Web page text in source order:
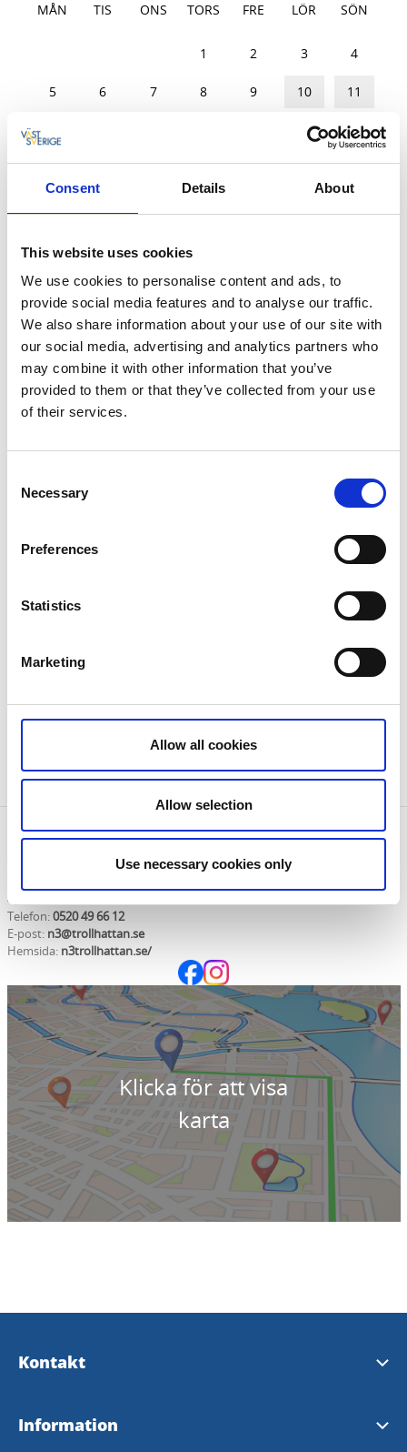
Consent Details About
This website uses cookies
We use cookies to personalise content and ads, to
provide social media features and to analyse our traffic.
We also share information about your use of our site with
our social media, advertising and analytics partners who
may combine it with other information that you’ve
provided to them or that they’ve collected from your use
of their services.
Selection
Necessary
Preferences
Statistics
Marketing
Allow all cookies
Allow selection
Use necessary cookies only
MÅN TIS ONS TORS FRE LÖR SÖN
1 2 3 4
5 6 7 8 9 10 11
17 18
19 20 21 22 23 24 25
Lör 10 Okt.
Sön 11 Okt.
N3 - Mötesplats för ung kultur
Kontaktinformation
N3 - Mötesplats för ung kultur
46153 Trollhättan
Telefon:0520 49 66 12
E-post: n3@trollhattan.se
Hemsida: n3trollhattan.se/
Klicka för att visa
karta
Kontakt
Kontakta oss
Information